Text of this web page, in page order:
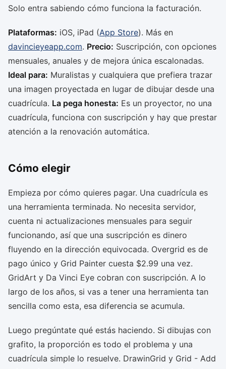
Solo entra sabiendo cómo funciona la facturación.
Plataformas: iOS, iPad (App Store). Más en
davincieyeapp.com. Precio: Suscripción, con opciones
mensuales, anuales y de mejora única escalonadas.
Ideal para: Muralistas y cualquiera que prefiera trazar
una imagen proyectada en lugar de dibujar desde una
cuadrícula. La pega honesta: Es un proyector, no una
cuadrícula, funciona con suscripción y hay que prestar
atención a la renovación automática.
Cómo elegir
Empieza por cómo quieres pagar. Una cuadrícula es
una herramienta terminada. No necesita servidor,
cuenta ni actualizaciones mensuales para seguir
funcionando, así que una suscripción es dinero
fluyendo en la dirección equivocada. Overgrid es de
pago único y Grid Painter cuesta $2.99 una vez.
GridArt y Da Vinci Eye cobran con suscripción. A lo
largo de los años, si vas a tener una herramienta tan
sencilla como esta, esa diferencia se acumula.
Luego pregúntate qué estás haciendo. Si dibujas con
grafito, la proporción es todo el problema y una
cuadrícula simple lo resuelve. DrawinGrid y Grid - Add